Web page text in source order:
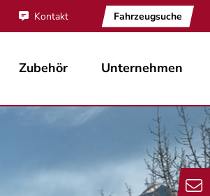
Kontakt Fahrzeugsuche
Zubehör Unternehmen